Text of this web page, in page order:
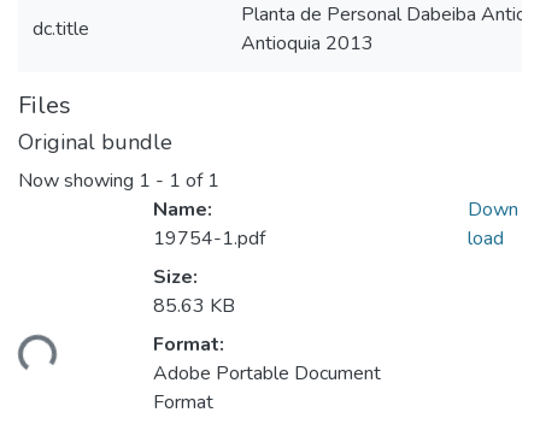
dc.title
Planta de Personal Dabeiba
Antioquia 2013
Files
Original bundle
Now showing 1 - 1 of 1
Name:
19754-1.pdf
Size:
85.63 KB
Format:
Adobe Portable Document
Format
Down
load